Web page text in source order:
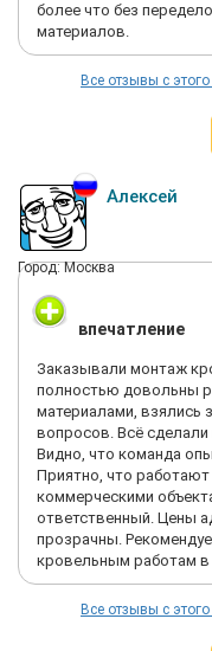
более что без
материалов.
Все отзывы с
Алексей
Город: Москва
впечатление
Заказывали монтаж
полностью довольны
материалами, взялись
вопросов. Всё сделали
Видно, что команда
Приятно, что работают
коммерческими
ответственный. Цены
прозрачны.
кровельным работам
Все отзывы с